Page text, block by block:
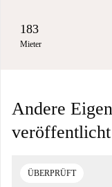
183
Mieter
Andere
ÜBERPRÜFT